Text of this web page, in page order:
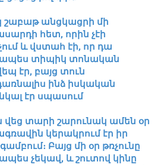
շաբաթ անցկացրի մի
հետ, որին չէի
և վստահ էի, որ դա
տիպիկ տոնական
էր, բայց տուն
ինձ իսկական
էր սպասում
վեց տարի շարունակ ամեն օր
կերակրում էր իր
Բայց մի օր թռչունը
չեկավ, և շուտով կինը